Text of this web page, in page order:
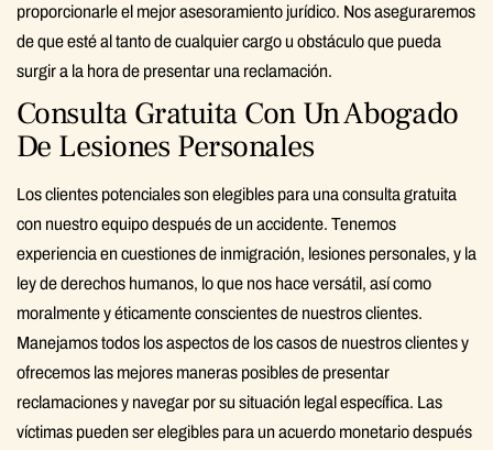
proporcionarle el mejor asesoramiento jurídico. Nos aseguraremos
de que esté al tanto de cualquier cargo u obstáculo que pueda
surgir a la hora de presentar una reclamación.
Consulta Gratuita Con Un Abogado
De Lesiones Personales
Los clientes potenciales son elegibles para una consulta gratuita
con nuestro equipo después de un accidente. Tenemos
experiencia en cuestiones de inmigración, lesiones personales, y la
ley de derechos humanos, lo que nos hace versátil, así como
moralmente y éticamente conscientes de nuestros clientes.
Manejamos todos los aspectos de los casos de nuestros clientes y
ofrecemos las mejores maneras posibles de presentar
reclamaciones y navegar por su situación legal específica. Las
víctimas pueden ser elegibles para un acuerdo monetario después